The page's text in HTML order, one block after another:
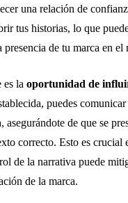
una relación de
tus historias, lo que
de tu marca en el
la oportunidad de
puedes comunicar
asegurándote de que se
correcto. Esto es crucial
de la narrativa puede
de la marca.